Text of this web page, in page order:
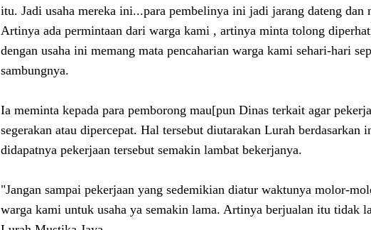
itu. Jadi usaha mereka ini...para pembelinya ini jadi jarang dateng dan
Artinya ada permintaan dari warga kami , artinya minta tolong
dengan usaha ini memang mata pencaharian warga kami sehari-hari
sambungnya.
Ia meminta kepada para pemborong mau[pun Dinas terkait agar
segerakan atau dipercepat. Hal tersebut diutarakan Lurah berdasarkan
didapatnya pekerjaan tersebut semakin lambat bekerjanya.
"Jangan sampai pekerjaan yang sedemikian diatur waktunya molor-
warga kami untuk usaha ya semakin lama. Artinya berjualan itu tidak